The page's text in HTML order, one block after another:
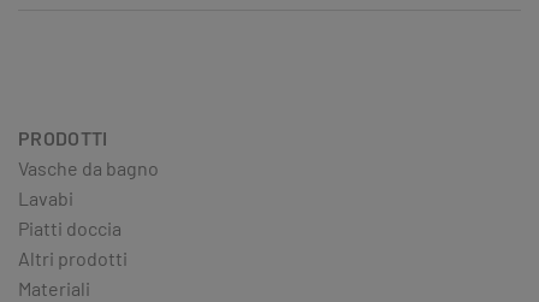
PRODOTTI
Vasche da bagno
Lavabi
Piatti doccia
Altri prodotti
Materiali